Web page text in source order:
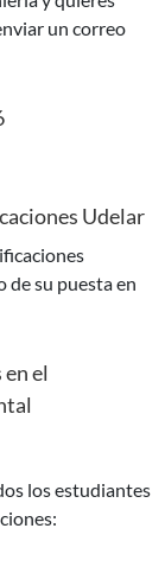
un correo
Udelar
de su puesta en
el